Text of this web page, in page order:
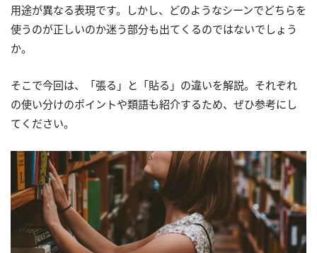
用途が異なる表現です。しかし、どのようなシーンでどちらを
使うのが正しいのか迷う部分も出てくるのではないでしょう
か。
そこで今回は、「張る」と「貼る」の違いを解説。それぞれ
の使い分けのポイントや類語も紹介するため、ぜひ参考にし
てください。